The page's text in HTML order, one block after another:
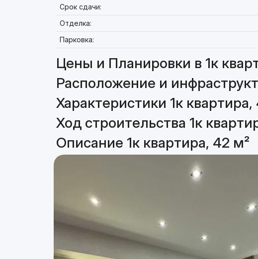
Срок сдачи:
Отделка:
Парковка:
Цены и Планировки в 1к
Расположение и
Характеристики 1к квартира,
Ход строительства 1к
Описание 1к квартира, 42 м²